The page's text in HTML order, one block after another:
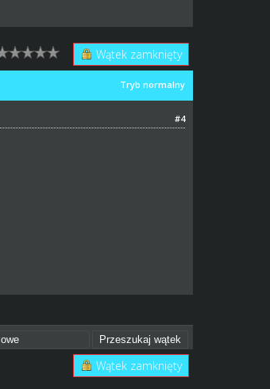
Wątek zamknięty
Tryb normalny
#4
Wątek zamknięty